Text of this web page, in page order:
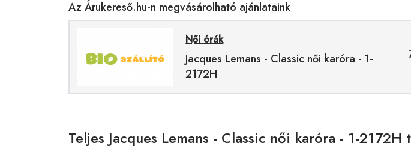
Az Árukereső.hu-n megvásárolható ajánlataink
Női órák
Jacques Lemans - Classic női karóra - 1-
2172H
Teljes Jacques Lemans - Classic női karóra - 1-2172H